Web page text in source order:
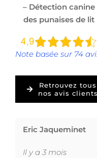
– Détection canine
des punaises de lit
Note basée sur 74
Retrouvez tous
nos avis clients
Eric Jaqueminet
Il y a 3 mois